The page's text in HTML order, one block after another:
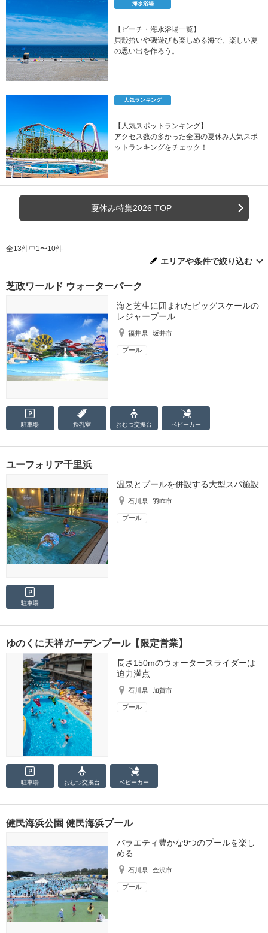
海水浴場
【ビーチ・海水浴場一覧】
貝殻拾いや磯遊びも楽しめる海で、楽しい夏
の思い出を作ろう。
人気ランキング
【人気スポットランキング】
アクセス数の多かった全国の夏休み人気スポ
ットランキングをチェック！
夏休み特集2026 TOP
全13件中1〜10件
エリアや条件で絞り込む
芝政ワールド ウォーターパーク
海と芝生に囲まれたビッグスケールの
レジャープール
福井県 坂井市
プール
駐車場 授乳室 おむつ交換台 ベビーカー
ユーフォリア千里浜
温泉とプールを併設する大型スパ施設
石川県 羽咋市
プール
駐車場
ゆのくに天祥ガーデンプール【限定営業】
長さ150mのウォータースライダーは
迫力満点
石川県 加賀市
プール
駐車場 おむつ交換台 ベビーカー
健民海浜公園 健民海浜プール
バラエティ豊かな9つのプールを楽し
める
石川県 金沢市
プール